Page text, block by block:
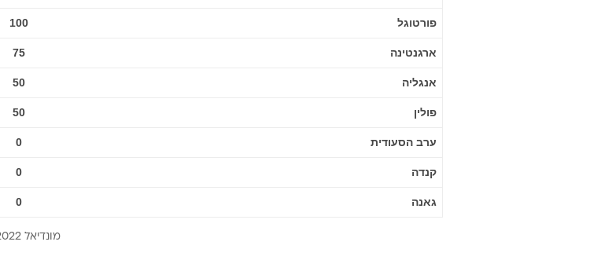
פורטוגל 100
ארגנטינה 75
אנגליה 50
פולין 50
ערב הסעודית 0
קנדה 0
גאנה 0
מונדיאל 2022 כדורגל